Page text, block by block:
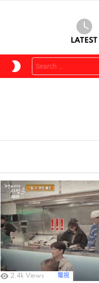
LATEST
SKIN
Search
for:
2.4k Views 電視